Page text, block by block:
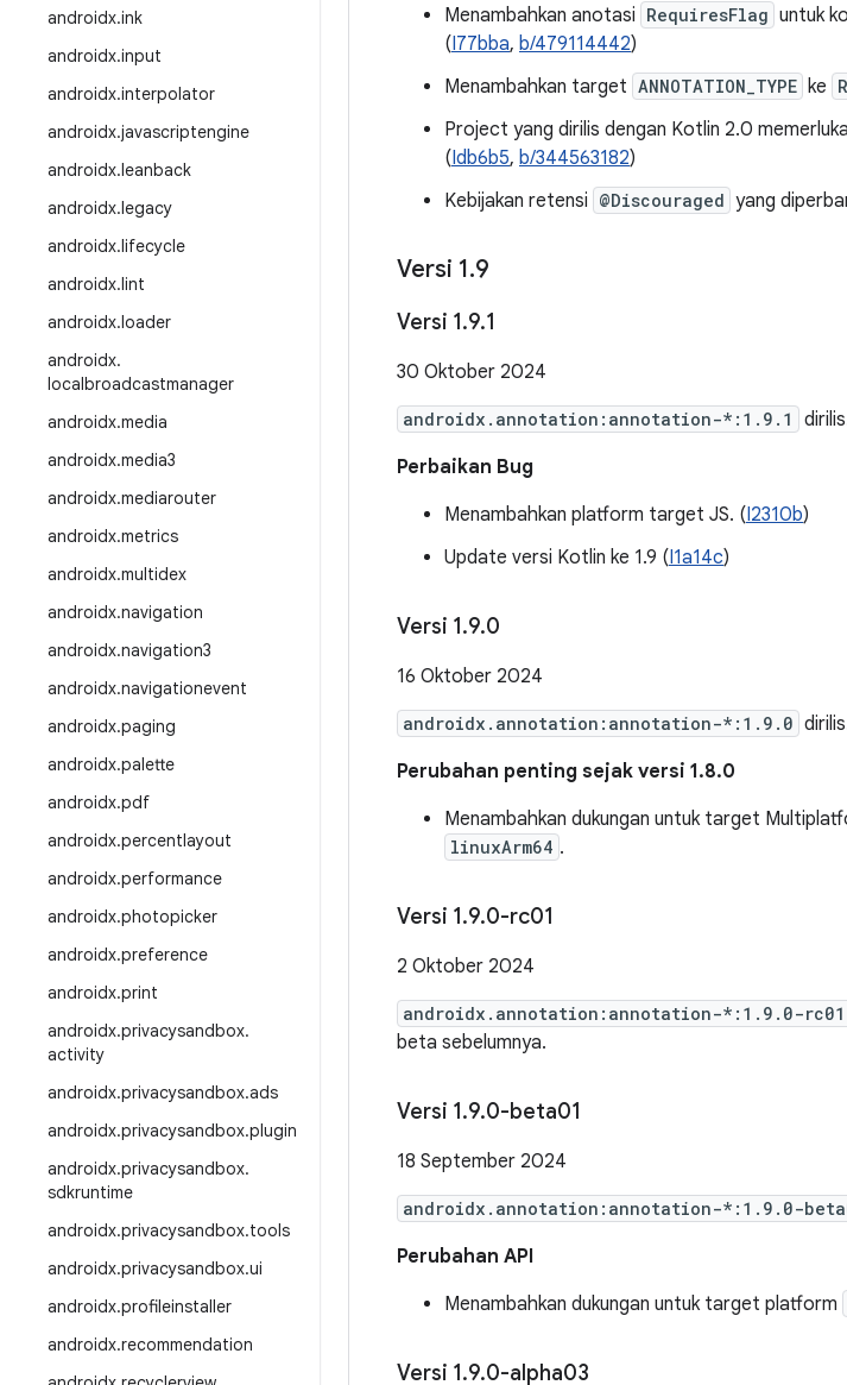
androidx.ink
androidx.input
androidx.interpolator
androidx.javascriptengine
androidx.leanback
androidx.legacy
androidx.lifecycle
androidx.lint
androidx.loader
androidx.
localbroadcastmanager
androidx.media
androidx.media3
androidx.mediarouter
androidx.metrics
androidx.multidex
androidx.navigation
androidx.navigation3
androidx.navigationevent
androidx.paging
androidx.palette
androidx.pdf
androidx.percentlayout
androidx.performance
androidx.photopicker
androidx.preference
androidx.print
androidx.privacysandbox.
activity
androidx.privacysandbox.ads
androidx.privacysandbox.plugin
androidx.privacysandbox.
sdkruntime
androidx.privacysandbox.tools
androidx.privacysandbox.ui
androidx.profileinstaller
androidx.recommendation
Menambahkan anotasi RequiresFlag untuk
(I77bba, b/479114442)
Menambahkan target ANNOTATION_TYPE ke
Project yang dirilis dengan Kotlin 2.0
(Idb6b5, b/344563182)
Kebijakan retensi @Discouraged yang
Versi 1.9
Versi 1.9.1
30 Oktober 2024
androidx.annotation:annotation-*:1.9.1
Perbaikan Bug
Menambahkan platform target JS. (I2310b)
Update versi Kotlin ke 1.9 (I1a14c)
Versi 1.9.0
16 Oktober 2024
androidx.annotation:annotation-*:1.9.0
Perubahan penting sejak versi 1.8.0
Menambahkan dukungan untuk target
linuxArm64 .
Versi 1.9.0-rc01
2 Oktober 2024
androidx.annotation:annotation-*:1.9.0-rc01
beta sebelumnya.
Versi 1.9.0-beta01
18 September 2024
androidx.annotation:annotation-*:1.9.0-
Perubahan API
Menambahkan dukungan untuk target platform
Versi 1.9.0-alpha03